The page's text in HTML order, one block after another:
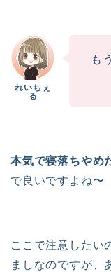
も
本気で寝落ちやめ
で良いですよね〜
ここで注意したい
ましなのですが、